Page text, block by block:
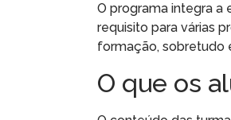
O programa integra a
requisito para várias
formação, sobretudo
O que os